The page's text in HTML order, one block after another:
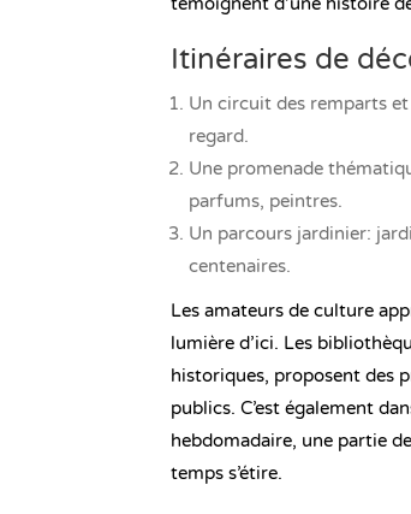
Itinéraires de
Un circuit des remparts
regard.
Une promenade
parfums, peintres.
Un parcours jardinier:
centenaires.
Les amateurs de culture
lumière d’ici. Les
historiques, proposent des
publics. C’est également
hebdomadaire, une partie
temps s’étire.